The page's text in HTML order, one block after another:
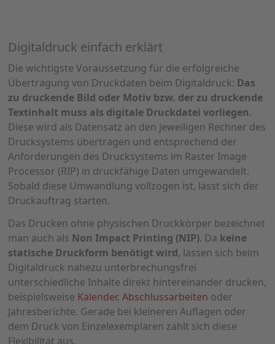
Digitaldruck einfach erklärt
Die wichtigste Voraussetzung für die erfolgreiche
Übertragung von Druckdaten beim Digitaldruck: Das
zu druckende Bild oder Motiv bzw. der zu druckende
Textinhalt muss als digitale Druckdatei vorliegen.
Diese wird als Datensatz an den jeweiligen Rechner des
Drucksystems übertragen und entsprechend der
Anforderungen des Drucksystems im Raster Image
Processor (RIP) in druckfähige Daten umgewandelt.
Sobald diese Umwandlung vollzogen ist, lässt sich der
Druckauftrag starten.
Das Drucken ohne physischen Druckkörper bezeichnet
man auch als Non Impact Printing (NIP). Da keine
statische Druckform benötigt wird, lassen sich beim
Digitaldruck nahezu unterbrechungsfrei
unterschiedliche Inhalte direkt hintereinander drucken,
beispielsweise Kalender, Abschlussarbeiten oder
Jahresberichte. Gerade bei kleineren Auflagen oder
dem Druck von Einzelexemplaren zahlt sich diese
Flexibilität aus.